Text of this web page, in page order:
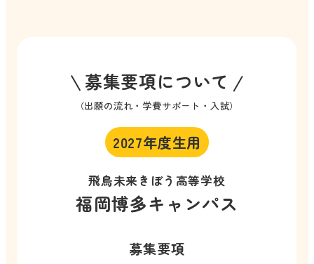
募集要項について
（出願の流れ・学費サポート・入試）
2027年度生用
飛鳥未来きぼう高等学校
福岡博多キャンパス
募集要項